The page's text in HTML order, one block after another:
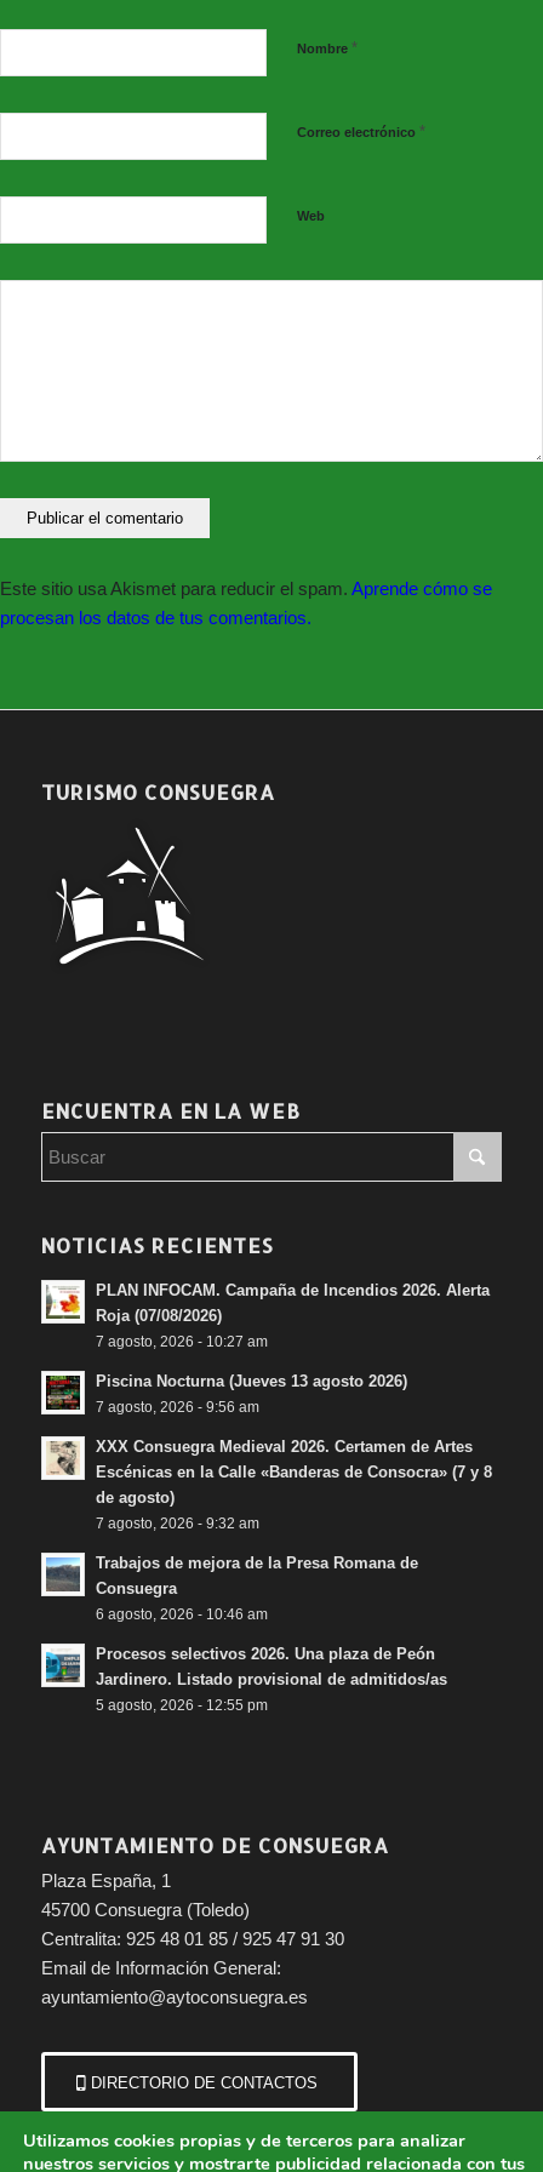
Nombre *
Correo electrónico *
Web
Este sitio usa Akismet para reducir el spam. Aprende cómo se
procesan los datos de tus comentarios.
TURISMO CONSUEGRA
ENCUENTRA EN LA WEB
NOTICIAS RECIENTES
PLAN INFOCAM. Campaña de Incendios 2026. Alerta
Roja (07/08/2026)
7 agosto, 2026 - 10:27 am
Piscina Nocturna (Jueves 13 agosto 2026)
7 agosto, 2026 - 9:56 am
XXX Consuegra Medieval 2026. Certamen de Artes
Escénicas en la Calle «Banderas de Consocra» (7 y 8
de agosto)
7 agosto, 2026 - 9:32 am
Trabajos de mejora de la Presa Romana de
Consuegra
6 agosto, 2026 - 10:46 am
Procesos selectivos 2026. Una plaza de Peón
Jardinero. Listado provisional de admitidos/as
5 agosto, 2026 - 12:55 pm
AYUNTAMIENTO DE CONSUEGRA
Plaza España, 1
45700 Consuegra (Toledo)
Centralita: 925 48 01 85 / 925 47 91 30
Email de Información General:
ayuntamiento@aytoconsuegra.es
DIRECTORIO DE CONTACTOS
Utilizamos cookies propias y de terceros para analizar
nuestros servicios y mostrarte publicidad relacionada con tus